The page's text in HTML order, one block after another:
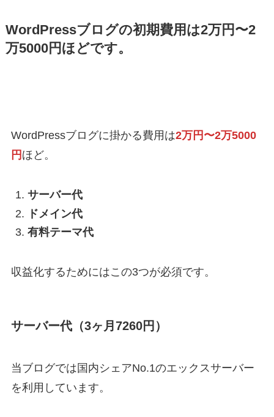
WordPressブログの初期費用は2万円〜2
万5000円ほどです。
WordPressブログに掛かる費用は2万円〜2万5000
円 ほど。
サーバー代
ドメイン代
有料テーマ代
収益化するためにはこの3つが必須です。
サーバー代（3ヶ月7260円）
当ブログでは国内シェアNo.1のエックスサーバー
を利用しています。